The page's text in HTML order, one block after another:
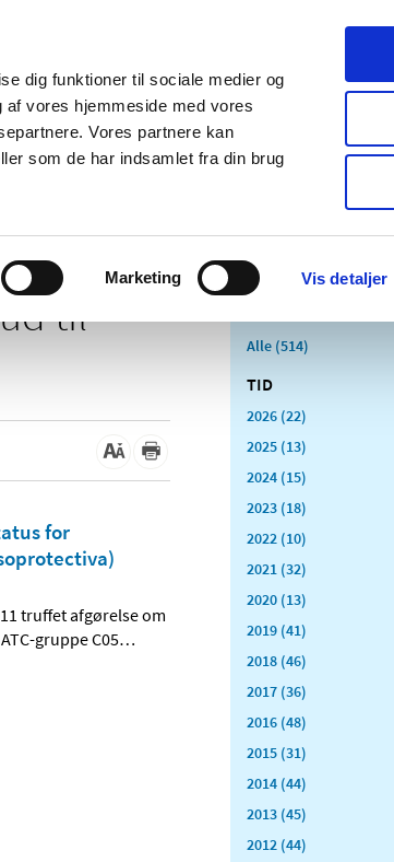
dig funktioner til sociale medier og
vores hjemmeside med vores
Vores partnere kan
som de har indsamlet fra din brug
Marketing Vis detaljer
Om os Kontakt Udgivelser
og salg af
Medicinsk
Særlige
til
for
truffet afgørelse om
gruppe C05…
Alle (514)
TID
2026 (22)
2025 (13)
2024 (15)
2023 (18)
2022 (10)
2021 (32)
2020 (13)
2019 (41)
2018 (46)
2017 (36)
2016 (48)
2015 (31)
2014 (44)
2013 (45)
2012 (44)